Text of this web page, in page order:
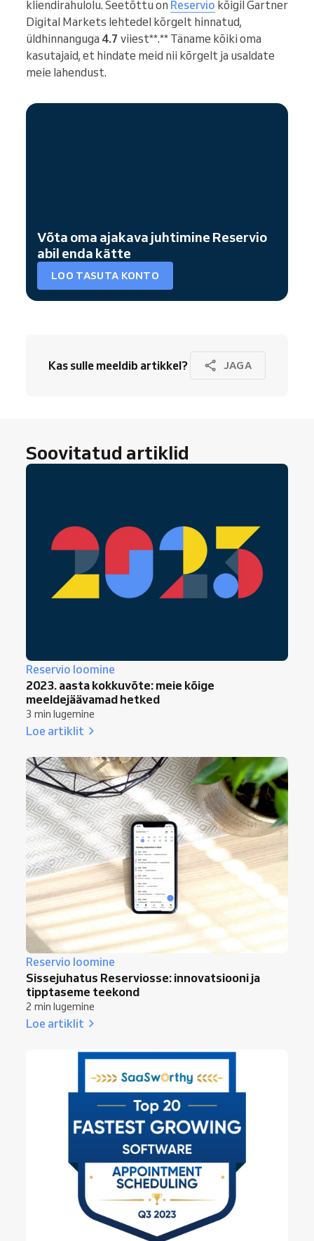
kliendirahulolu. Seetõttu on Reservio kõigil Gartner
Digital Markets lehtedel kõrgelt hinnatud,
üldhinnanguga 4.7 viiest**.** Täname kõiki oma
kasutajaid, et hindate meid nii kõrgelt ja usaldate
meie lahendust.
Võta oma ajakava juhtimine Reservio
abil enda kätte
LOO TASUTA KONTO
Kas sulle meeldib artikkel? JAGA
Soovitatud artiklid
Reservio loomine
2023. aasta kokkuvõte: meie kõige
meeldejäävamad hetked
3 min lugemine
Loe artiklit
Reservio loomine
Sissejuhatus Reserviosse: innovatsiooni ja
tipptaseme teekond
2 min lugemine
Loe artiklit